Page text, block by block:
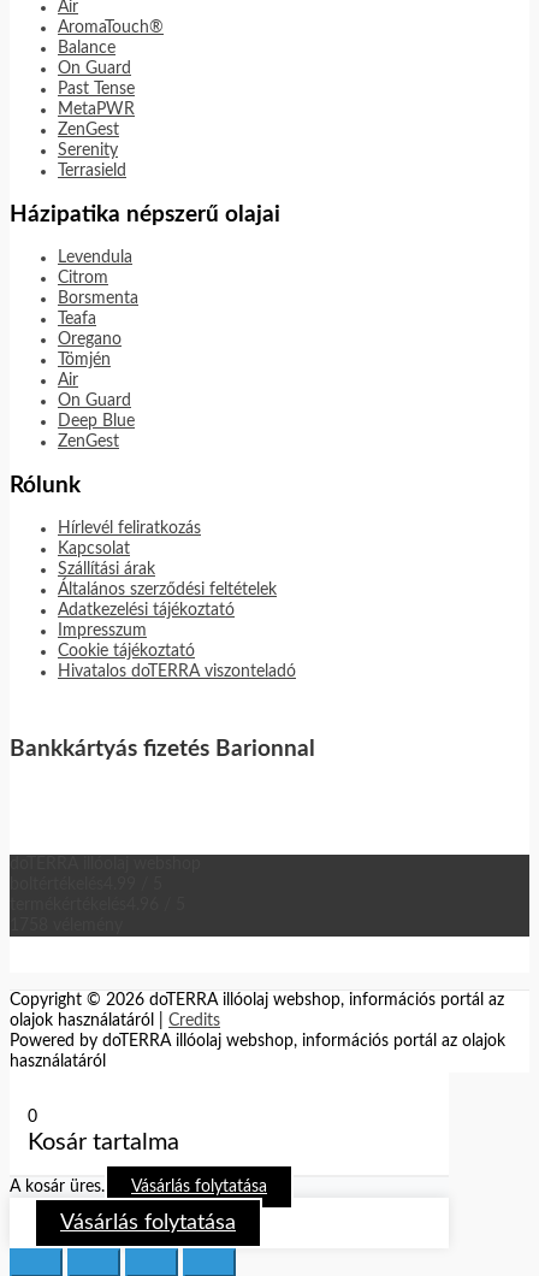
Air
AromaTouch®
Balance
On Guard
Past Tense
MetaPWR
ZenGest
Serenity
Terrasield
Házipatika népszerű olajai
Levendula
Citrom
Borsmenta
Teafa
Oregano
Tömjén
Air
On Guard
Deep Blue
ZenGest
Rólunk
Hírlevél feliratkozás
Kapcsolat
Szállítási árak
Általános szerződési feltételek
Adatkezelési tájékoztató
Impresszum
Cookie tájékoztató
Hivatalos doTERRA viszonteladó
Bankkártyás fizetés Barionnal
Copyright © 2026 doTERRA illóolaj webshop, információs portál az
olajok használatáról
Credits
Powered by doTERRA illóolaj webshop, információs portál az olajok
használatáról
0
Kosár tartalma
A kosár üres. Vásárlás folytatása
Vásárlás folytatása